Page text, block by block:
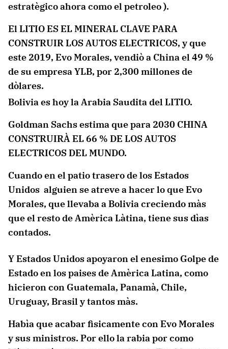
estratègico ahora como el petroleo ).
El LITIO ES EL MINERAL CLAVE PARA
CONSTRUIR LOS AUTOS ELECTRICOS, y que
este 2019, Evo Morales, vendiò a China el 49 %
de su empresa YLB, por 2,300 millones de
dòlares.
Bolivia es hoy la Arabia Saudita del LITIO.
Goldman Sachs estima que para 2030 CHINA
CONSTRUIRÀ EL 66 % DE LOS AUTOS
ELECTRICOS DEL MUNDO.
Cuando en el patio trasero de los Estados
Unidos alguien se atreve a hacer lo que Evo
Morales, que llevaba a Bolivia creciendo màs
que el resto de Amèrica Làtina, tiene sus dìas
contados.
Y Estados Unidos apoyaron el enesimo Golpe de
Estado en los paises de Amèrica Latina, como
hicieron con Guatemala, Panamà, Chile,
Uruguay, Brasil y tantos màs.
Habìa que acabar fisicamente con Evo Morales
y sus ministros. Por ello la rabia por como